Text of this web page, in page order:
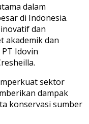
dalam
di Indonesia.
dan
akademik dan
Idovin
sektor
dampak
konservasi sumber